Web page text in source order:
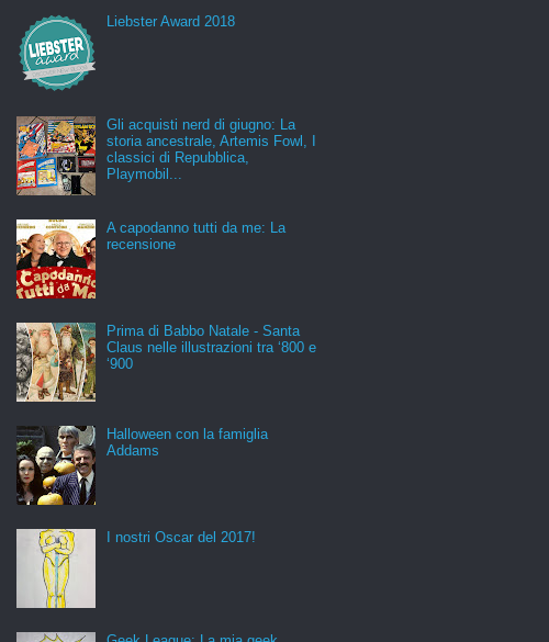
Liebster Award 2018
Gli acquisti nerd di giugno: La
storia ancestrale, Artemis Fowl, I
classici di Repubblica,
Playmobil...
A capodanno tutti da me: La
recensione
Prima di Babbo Natale - Santa
Claus nelle illustrazioni tra ‘800 e
‘900
Halloween con la famiglia
Addams
I nostri Oscar del 2017!